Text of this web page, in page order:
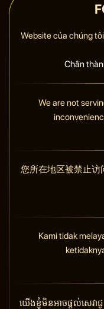
Website của chúng
Chân
We are not
您所在地区被禁止访
Kami tidak
យើងខ្ញុំមិនអាចផ្តល់សេ